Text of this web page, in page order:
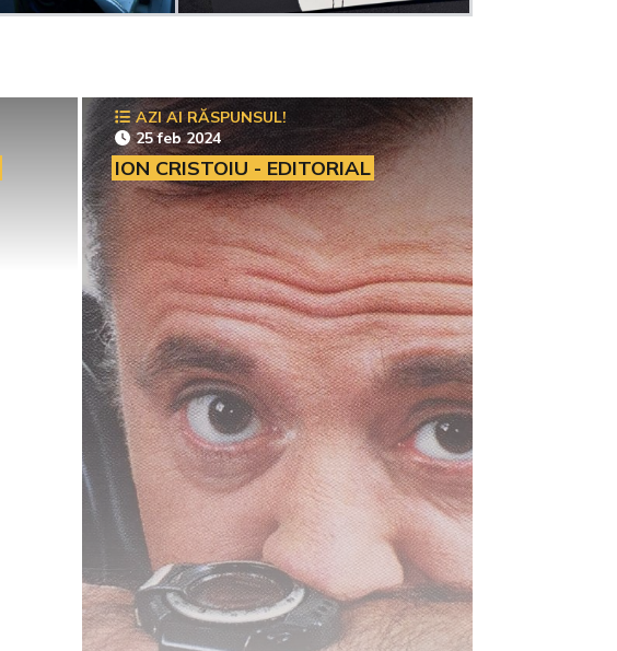
AZI AI RĂSPUNSUL!
25 feb 2024
ION CRISTOIU - EDITORIAL